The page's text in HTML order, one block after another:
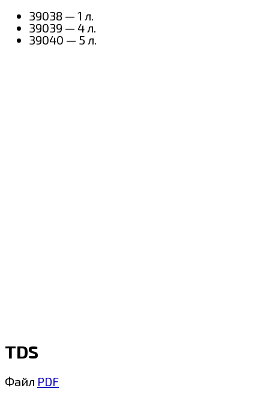
39038 — 1 л.
39039 — 4 л.
39040 — 5 л.
TDS
Файл PDF